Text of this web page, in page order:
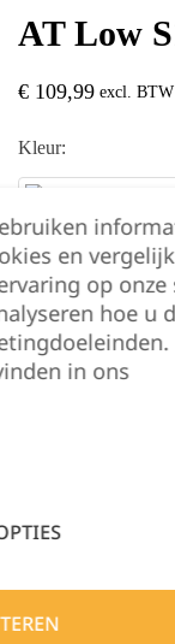
AT Low
€ 109,99 excl. BTW
Kleur:
Maat:
39 40
46
en
op onze
hoe u
in ons